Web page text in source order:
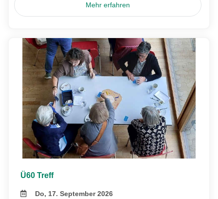
Mehr erfahren
Ü60 Treff
Do, 17. September 2026